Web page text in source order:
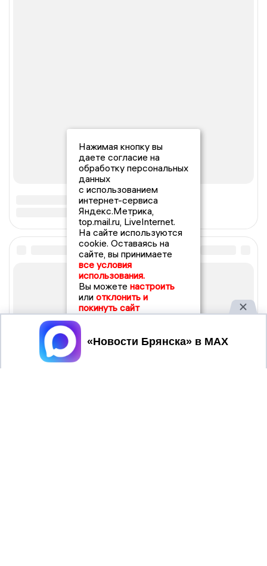
Нажимая кнопку вы
даете согласие на
обработку персональных
данных
с использованием
интернет-сервиса
Яндекс.Метрика,
top.mail.ru, LiveInternet.
На сайте используются
cookie. Оставаясь на
сайте, вы принимаете
все условия
использования.
Вы можете настроить
или отклонить и
покинуть сайт
Принять